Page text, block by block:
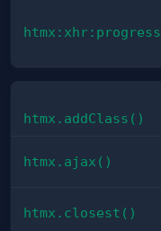
htmx:xhr:progress
htmx.addClass()
htmx.ajax()
htmx.closest()